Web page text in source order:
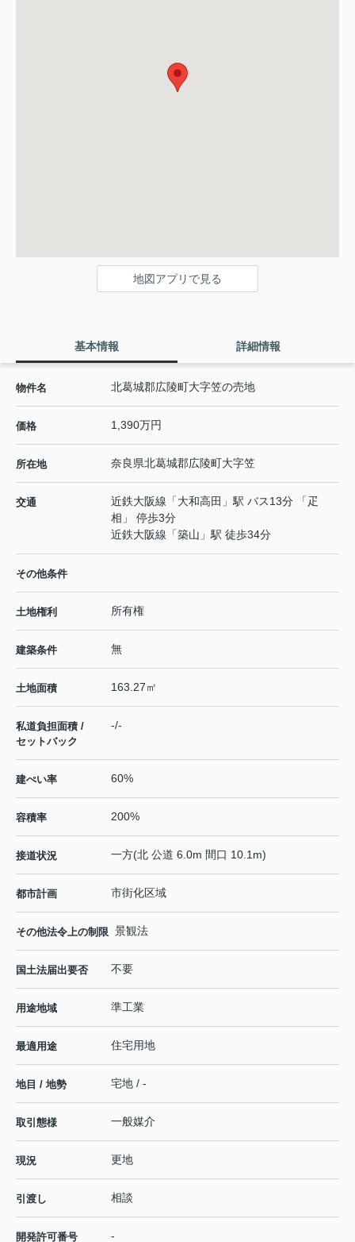
地図アプリで見る
基本情報 詳細情報
物件名 北葛城郡広陵町大字笠の売地
価格 1,390万円
所在地 奈良県北葛城郡広陵町大字笠
交通 近鉄大阪線 「大和高田 」駅 バス13分 「疋
相」 停歩3分
近鉄大阪線 「築山 」駅 徒歩34分
その他条件
土地権利 所有権
建築条件 無
土地面積 163.27㎡
私道負担面積 /
セットバック
-/-
建ぺい率 60%
容積率 200%
接道状況 一方(北 公道 6.0m 間口 10.1m)
都市計画 市街化区域
その他法令上の制限 景観法
国土法届出要否 不要
用途地域 準工業
最適用途 住宅用地
地目 / 地勢 宅地 / -
取引態様 一般媒介
現況 更地
引渡し 相談
開発許可番号 -